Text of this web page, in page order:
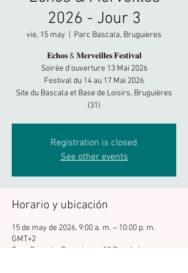
2026 - Jour 3
vie, 15 may Parc Bascala, Bruguieres
𝐄𝐜𝐡𝐨𝐬 & 𝐌𝐞𝐫𝐯𝐞𝐢𝐥𝐥𝐞𝐬 𝐅𝐞𝐬𝐭𝐢𝐯𝐚𝐥
Soirée d'ouverture 13 Mai 2026
Festival du 14 au 17 Mai 2026
Site du Bascala et Base de Loisirs, Bruguières
(31)
Registration is closed
See other events
Horario y ubicación
15 de may de 2026, 9:00 a. m. – 10:00 p. m.
GMT+2
Parc Bascala, Bruguieres, 12 Rue de la